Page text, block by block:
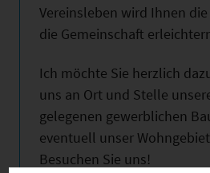
Vereinsleben wird Ihnen
die Gemeinschaft
Ich möchte Sie herzlich
uns an Ort und Stelle
gelegenen gewerblichen
eventuell unser
Besuchen Sie uns!